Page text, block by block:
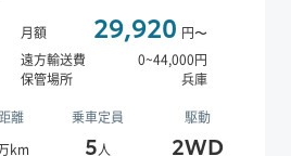
月額 29,920 円〜
遠方輸送費
0~44,000円
保管場所
兵庫
離 乗車定員 駆動
km 5人 2WD